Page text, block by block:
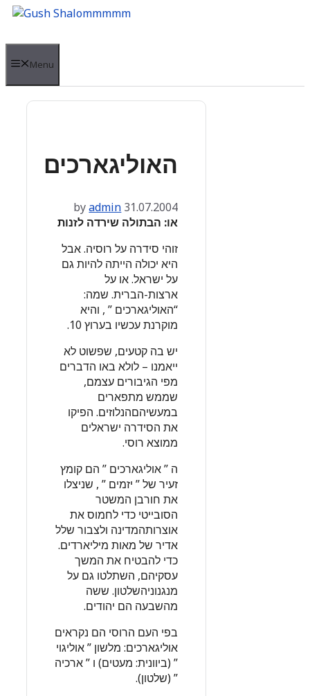
Skip
content
Menu
האוליגארכים
31.07.2004
byadmin
או: הבתולה שירדה לזנות
זוהי סידרה על רוסיה. אבל
היא יכולה הייתה להיות גם
על ישראל. או על
ארצות-הברית. שמה:
“האוליגארכים ” , והיא
מוקרנת עכשיו בערוץ 10.
יש בה קטעים, שפשוט לא
ייאמנו – לולא באו הדברים
מפי הגיבורים עצמם,
שממש מתפארים
במעשיהםהנלוזים. הפיקו
את הסידרה ישראלים
ממוצא רוסי.
ה ” אוליגארכים ” הם קומץ
זעיר של ” יזמים ” , שניצלו
את חורבן המשטר
הסובייטי כדי לחמוס את
אוצרותהמדינה ולצבור שלל
אדיר של מאות מיליארדים.
כדי להבטיח את המשך
עסקיהם, השתלטו גם על
מנגנוניהשלטון. ששה
מהשבעה הם יהודים.
בפי העם הרוסי הם נקראים
אוליגארכים: מלשון ” אוליגוי
” (ביוונית: מעטים) ו ” ארכיה
” (שלטון).